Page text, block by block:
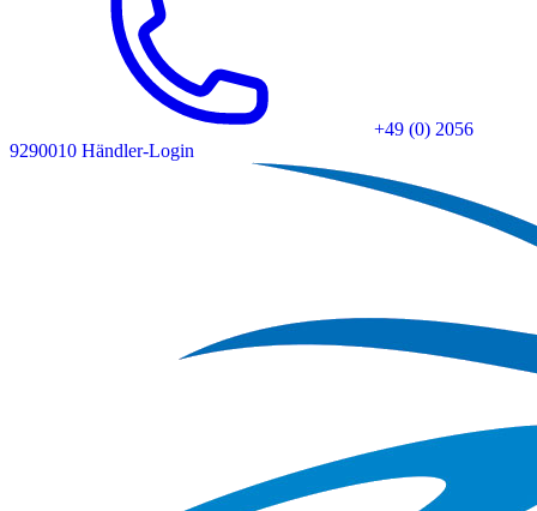
+49 (0) 2056
9290010 Händler-Login